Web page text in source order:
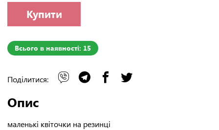
Купити
Всього в наявності: 15
Поділитися:
Опис
маленькі квіточки на резинці